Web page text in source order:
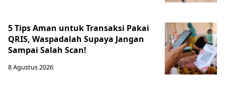
5 Tips Aman untuk Transaksi Pakai
QRIS, Waspadalah Supaya Jangan
Sampai Salah Scan!
8 Agustus 2026